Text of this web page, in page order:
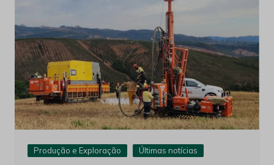
Produção e Exploração Últimas notícias